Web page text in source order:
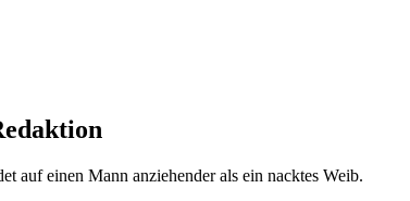
auf einen Mann anziehender als ein nacktes Weib.